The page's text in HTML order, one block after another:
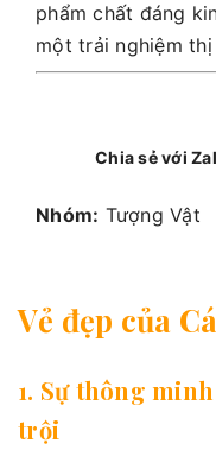
phẩm chất đáng
một trải nghiệm
Chia sẻ với
Nhóm: Tượng Vật
Vẻ đẹp của
1. Sự thông
trội